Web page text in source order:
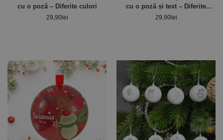
cu o poză – Diferite culori
29,90 lei
cu o poză și text – Diferite
culori
29,90 lei